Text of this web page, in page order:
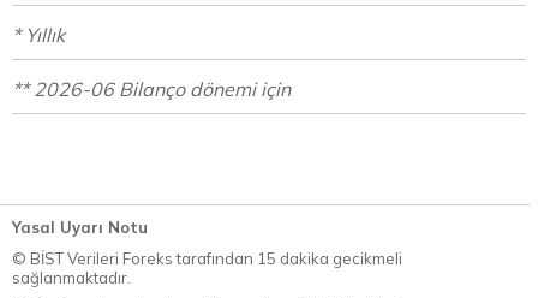
* Yıllık
** 2026-06 Bilanço dönemi için
Yasal Uyarı Notu
© BİST Verileri Foreks tarafından 15 dakika gecikmeli
sağlanmaktadır.